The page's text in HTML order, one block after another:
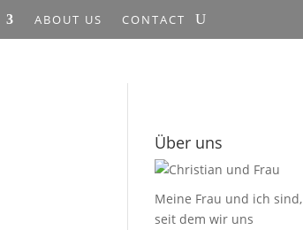
ABOUT US CONTACT
Über uns
Meine Frau und ich sind,
seit dem wir uns